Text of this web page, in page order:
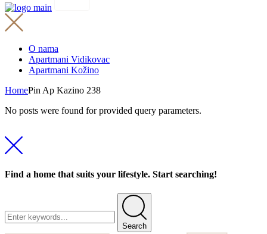
O nama
Apartmani Vidikovac
Apartmani Kožino
HomePin Ap Kazino 238
No posts were found for provided query parameters.
Find a home that suits your lifestyle. Start searching!
Search